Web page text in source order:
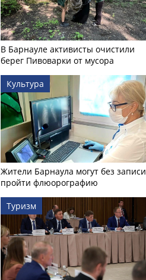
В Барнауле активисты очистили
берег Пивоварки от мусора
Культура
Жители Барнаула могут без записи
пройти флюорографию
Туризм